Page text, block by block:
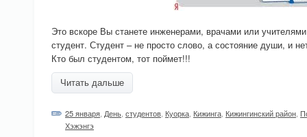
Это вскоре Вы станете инженерами, врачами или
студент. Студент – не просто слово, а состояние души, и
Кто был студентом, тот поймет!!!
Читать дальше
25 января День студентов Куорка Кижинга Кижингинский район
Хэжэнгэ